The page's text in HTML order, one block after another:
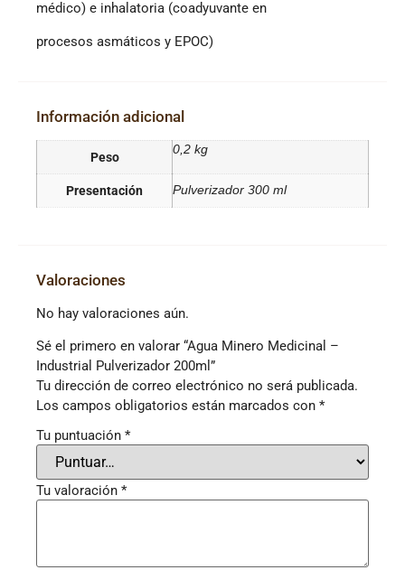
médico) e inhalatoria (coadyuvante en
procesos asmáticos y EPOC)
Información adicional
Peso
0,2 kg
Presentación Pulverizador 300 ml
Valoraciones
No hay valoraciones aún.
Sé el primero en valorar “Agua Minero Medicinal –
Industrial Pulverizador 200ml”
Tu dirección de correo electrónico no será publicada.
Los campos obligatorios están marcados con *
Tu puntuación *
Tu valoración *